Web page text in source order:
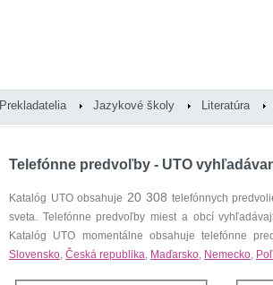
Prekladatelia Jazykové školy Literatúra
Telefónne predvoľby - UTO
Katalóg UTO obsahuje 20 308 telefónnych
sveta. Telefónne predvoľby miest a obcí
Katalóg UTO momentálne obsahuje telefónne
Slovensko, Česká republika, Maďarsko, Nemecko,